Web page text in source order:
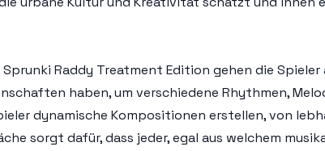
Raddy Treatment Edition gehen die
haben, um verschiedene Rhythmen,
dynamische Kompositionen erstellen, von
sorgt dafür, dass jeder, egal aus welchem